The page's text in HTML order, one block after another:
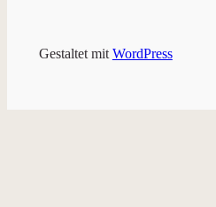
Gestaltet mit WordPress